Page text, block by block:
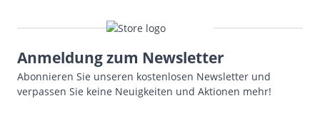
Anmeldung zum Newsletter
Abonnieren Sie unseren kostenlosen Newsletter und
verpassen Sie keine Neuigkeiten und Aktionen mehr!